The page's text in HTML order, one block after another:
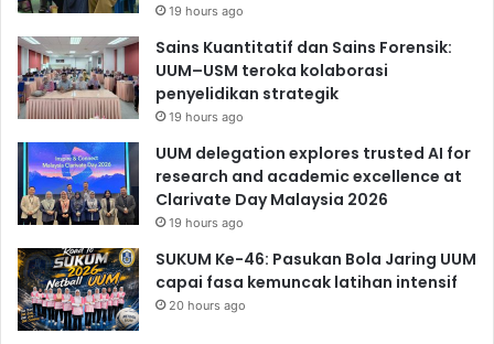
19 hours ago
Sains Kuantitatif dan Sains Forensik:
UUM–USM teroka kolaborasi
penyelidikan strategik
19 hours ago
UUM delegation explores trusted AI for
research and academic excellence at
Clarivate Day Malaysia 2026
19 hours ago
SUKUM Ke-46: Pasukan Bola Jaring UUM
capai fasa kemuncak latihan intensif
20 hours ago